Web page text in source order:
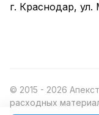
г. Краснодар, ул.
© 2015 - 2026
расходных